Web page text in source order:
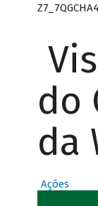
do
da
Ações